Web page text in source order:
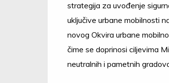
strategija za uvođenje
uključive urbane mobilnosti
novog Okvira urbane
čime se doprinosi ciljevima
neutralnih i pametnih